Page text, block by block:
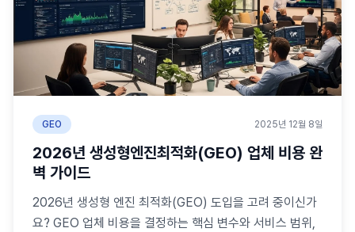
GEO 2025년 12월 8일
2026년 생성형엔진최적화(GEO) 업체 비용 완
벽 가이드
2026년 생성형 엔진 최적화(GEO) 도입을 고려 중이신가
요? GEO 업체 비용을 결정하는 핵심 변수와 서비스 범위,